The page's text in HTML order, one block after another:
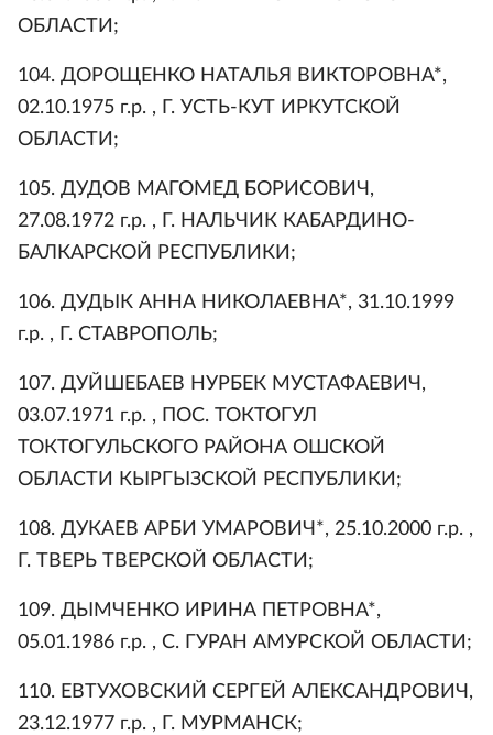
ОБЛАСТИ;
104. ДОРОЩЕНКО НАТАЛЬЯ ВИКТОРОВНА*,
02.10.1975 г.р. , Г. УСТЬ-КУТ ИРКУТСКОЙ
ОБЛАСТИ;
105. ДУДОВ МАГОМЕД БОРИСОВИЧ,
27.08.1972 г.р. , Г. НАЛЬЧИК КАБАРДИНО-
БАЛКАРСКОЙ РЕСПУБЛИКИ;
106. ДУДЫК АННА НИКОЛАЕВНА*, 31.10.1999
г.р. , Г. СТАВРОПОЛЬ;
107. ДУЙШЕБАЕВ НУРБЕК МУСТАФАЕВИЧ,
03.07.1971 г.р. , ПОС. ТОКТОГУЛ
ТОКТОГУЛЬСКОГО РАЙОНА ОШСКОЙ
ОБЛАСТИ КЫРГЫЗСКОЙ РЕСПУБЛИКИ;
108. ДУКАЕВ АРБИ УМАРОВИЧ*, 25.10.2000 г.р. ,
Г. ТВЕРЬ ТВЕРСКОЙ ОБЛАСТИ;
109. ДЫМЧЕНКО ИРИНА ПЕТРОВНА*,
05.01.1986 г.р. , С. ГУРАН АМУРСКОЙ ОБЛАСТИ;
110. ЕВТУХОВСКИЙ СЕРГЕЙ АЛЕКСАНДРОВИЧ,
23.12.1977 г.р. , Г. МУРМАНСК;